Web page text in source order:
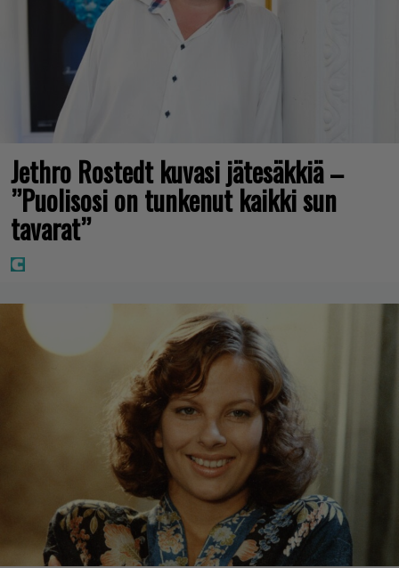
Jethro Rostedt kuvasi jätesäkkiä –
”Puolisosi on tunkenut kaikki sun
tavarat”